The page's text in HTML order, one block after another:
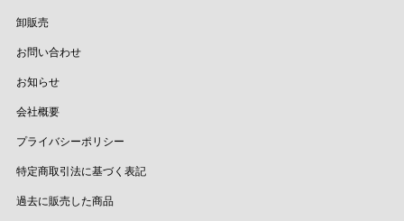
卸販売
お問い合わせ
お知らせ
会社概要
プライバシーポリシー
特定商取引法に基づく表記
過去に販売した商品